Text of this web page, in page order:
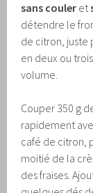
sans couler et
détendre le
de citron, juste
en deux ou
volume.
Couper 350 g
rapidement
café de citron,
moitié de la
des fraises.